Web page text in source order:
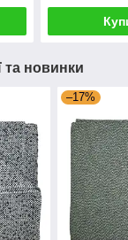
та новинки
–17%